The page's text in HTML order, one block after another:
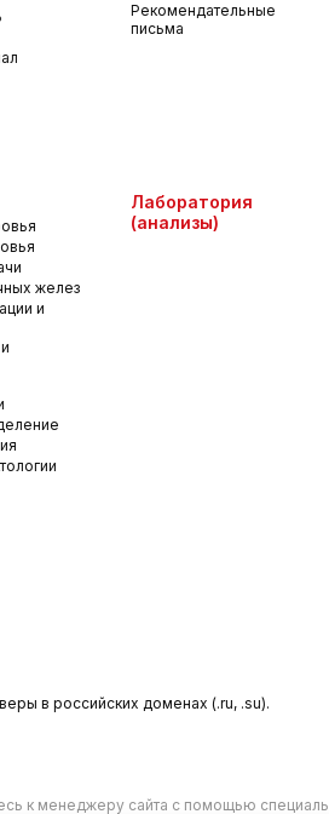
Рекомендательные
письма
желез
и
Лаборатория
(анализы)
в российских доменах (.ru, .su).
к менеджеру сайта с помощью